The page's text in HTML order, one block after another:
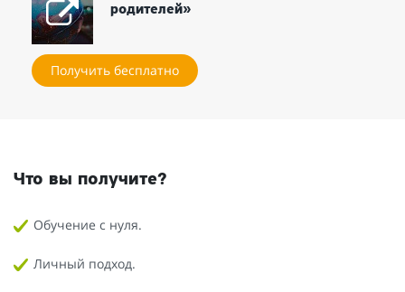
родителей»
Получить бесплатно
Что вы получите?
Обучение с нуля.
Личный подход.